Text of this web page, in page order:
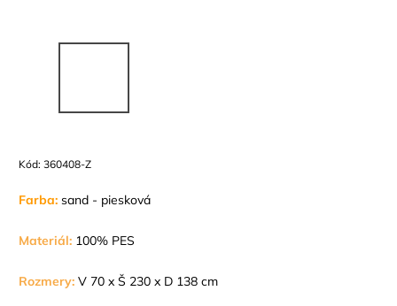
Kód: 360408-Z
Farba: sand - piesková
Materiál: 100% PES
Rozmery: V 70 x Š 230 x D 138 cm